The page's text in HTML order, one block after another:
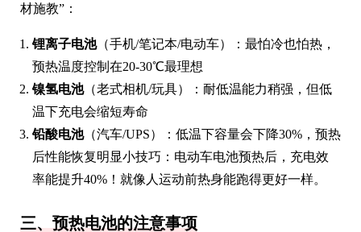
材施教”：
锂离子电池（手机/笔记本/电动车）：最怕冷也怕热，
预热温度控制在20-30℃最理想
镍氢电池（老式相机/玩具）：耐低温能力稍强，但低
温下充电会缩短寿命
铅酸电池（汽车/UPS）：低温下容量会下降30%，预热
后性能恢复明显小技巧：电动车电池预热后，充电效
率能提升40%！就像人运动前热身能跑得更好一样。
三、预热电池的注意事项